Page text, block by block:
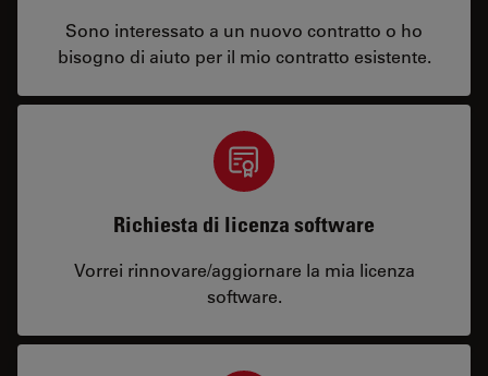
Sono interessato a un nuovo contratto o ho
bisogno di aiuto per il mio contratto esistente.
Richiesta di licenza software
Vorrei rinnovare/aggiornare la mia licenza
software.